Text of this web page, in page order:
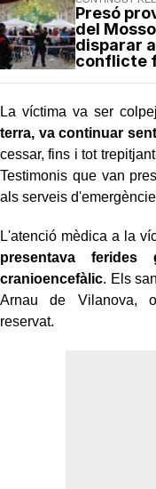
Presó
del
disparar
conflicte
La víctima va ser
terra, va continuar
cessar, fins i tot
Testimonis que van
als serveis
L'atenció mèdica a la
presentava ferides
cranioencefàlic. Els
Arnau de Vilanova,
reservat.